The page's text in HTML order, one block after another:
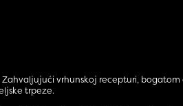
vrhunskoj recepturi,
trpeze.